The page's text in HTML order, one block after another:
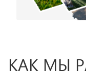
КАК МЫ